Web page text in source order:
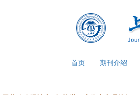
首页 期刊介绍